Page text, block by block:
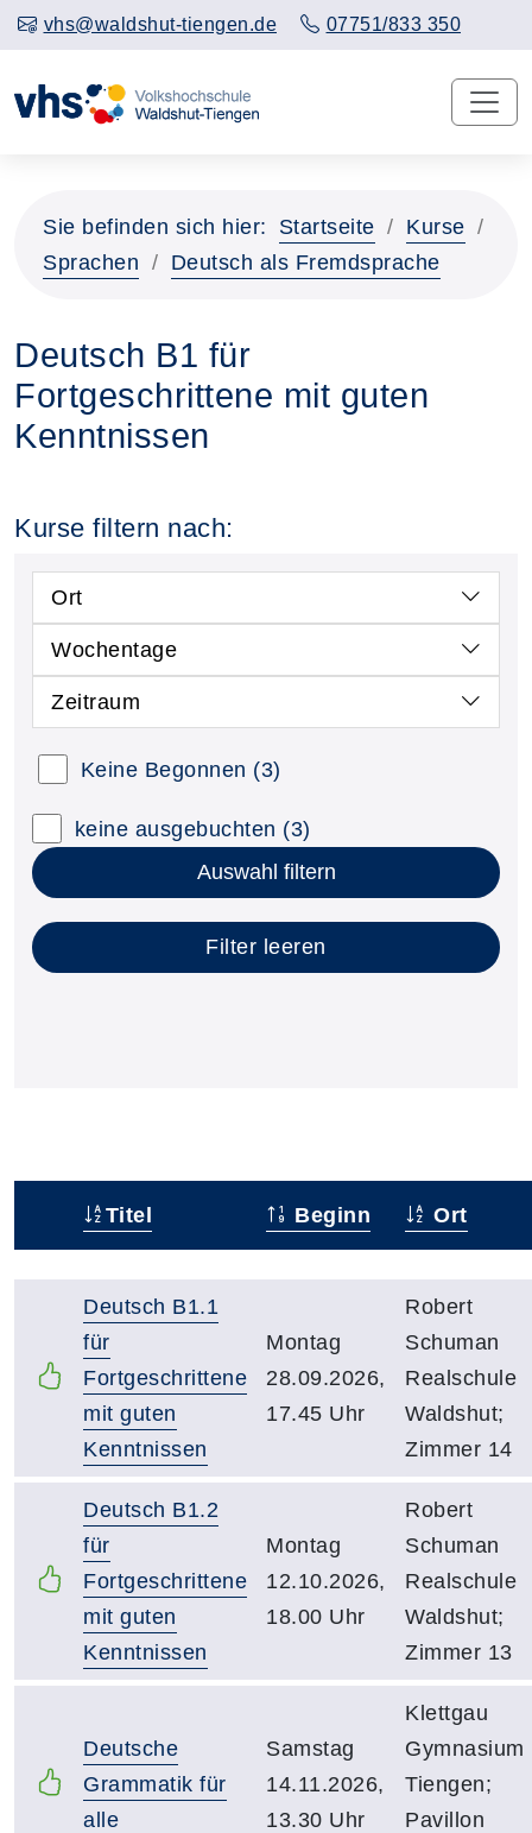
vhs@waldshut-tiengen.de 07751/833 350
Sie befinden sich hier: Startseite
Kurse
Sprachen
Deutsch als Fremdsprache
Deutsch B1 für
Fortgeschrittene mit guten
Kenntnissen
Kurse filtern nach:
Ort
Wochentage
Zeitraum
Kursstatus auswählen
Keine Begonnen (3)
Nur neue Kurse anzeigen
Kurse mit freien Plätzen anzeigen
keine ausgebuchten (3)
Auswahl filtern
Filter leeren
Status
Titel Beginn Ort
Deutsch B1.1
für
Fortgeschrittene
mit guten
Kenntnissen
Montag
28.09.2026,
17.45 Uhr
Robert
Schuman
Realschule
Waldshut;
Zimmer 14
Deutsch B1.2
für
Fortgeschrittene
mit guten
Kenntnissen
Montag
12.10.2026,
18.00 Uhr
Robert
Schuman
Realschule
Waldshut;
Zimmer 13
Deutsche
Grammatik für
alle
Samstag
14.11.2026,
13.30 Uhr
Klettgau
Gymnasium
Tiengen;
Pavillon